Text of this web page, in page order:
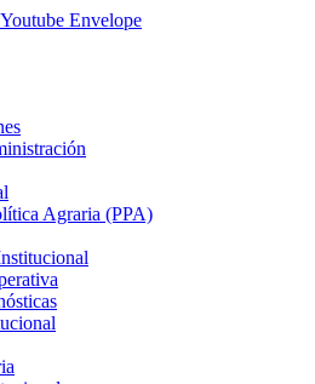
Youtube Envelope
Agraria (PPA)